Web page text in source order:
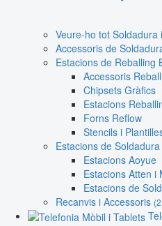
Veure-ho tot Soldadura
Accessoris de
Estacions de Reballing
Accessoris
Chipsets Gràfics
Estacions
Forns Reflow
Stencils i
Estacions de Soldadura
Estacions Aoyue
Estacions Atten i
Estacions de
Recanvis i Accessoris